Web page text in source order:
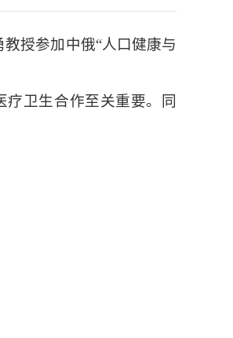
授参加中俄“人口健康与
疗卫生合作至关重要。同